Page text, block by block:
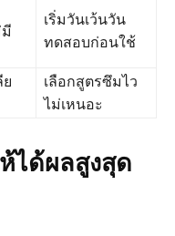
มี
เริ่มวันเว้นวัน
ทดสอบก่อนใช้
ย
เลือกสูตรซึมไว
ไม่เหนอะ
ได้ผลสูงสุด